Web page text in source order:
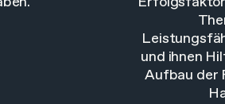
und ihnen
Aufbau der